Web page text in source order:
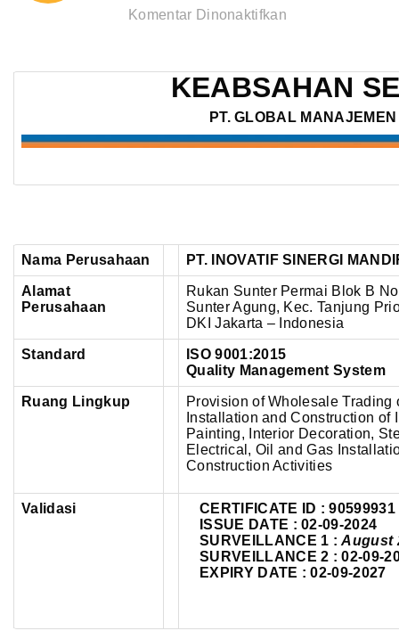
Komentar Dinonaktifkan
SINERGI
ISO
KEABSAHAN
PT. GLOBAL
Nama Perusahaan PT. INOVATIF SINERGI
Alamat
Perusahaan
Rukan Sunter Permai Blok B
Sunter Agung, Kec. Tanjung
DKI Jakarta – Indonesia
Standard
ISO 9001:2015
Quality Management System
Ruang Lingkup
Provision of Wholesale Trading
Installation and Construction
Painting, Interior Decoration,
Electrical, Oil and Gas
Construction Activities
Validasi
CERTIFICATE ID : 90599931
ISSUE DATE : 02-09-2024
SURVEILLANCE 1 :August
SURVEILLANCE 2 : 02-09-
EXPIRY DATE : 02-09-2027